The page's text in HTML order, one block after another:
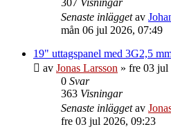
307 Visningar
Senaste inläggetav
mån 06 jul 2026, 07:49
19" uttagspanel med 3G2,5
av Jonas Larsson » fre 03 jul
0 Svar
363 Visningar
Senaste inläggetav
fre 03 jul 2026, 09:23